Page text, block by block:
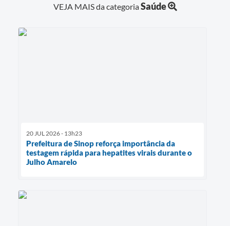
VEJA MAIS da categoriaSaúde
20 JUL 2026 - 13h23
Prefeitura de Sinop reforça importância da
testagem rápida para hepatites virais durante o
Julho Amarelo